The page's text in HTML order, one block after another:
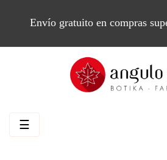
Envío gratuito en compras
Navegación
☰